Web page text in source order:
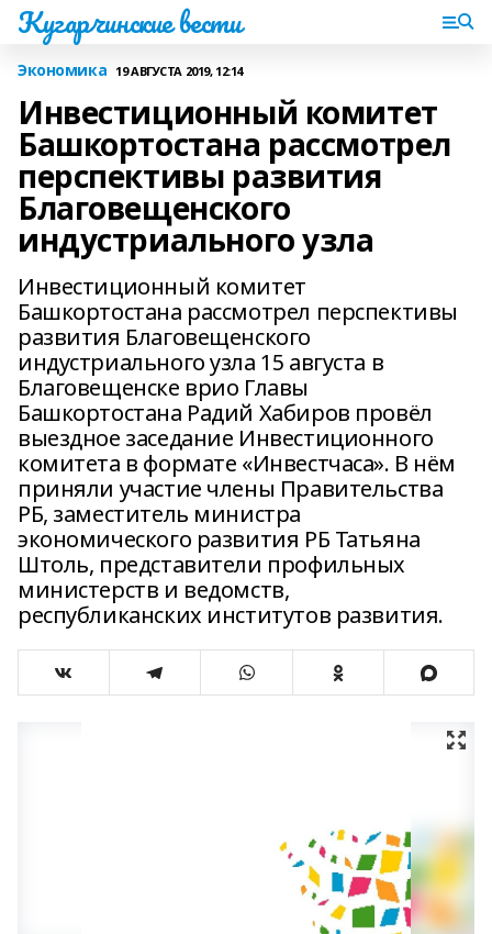
Кугарчинские вести
Экономика 19 АВГУСТА 2019, 12:14
Инвестиционный комитет
Башкортостана рассмотрел
перспективы развития
Благовещенского
индустриального узла
Инвестиционный комитет
Башкортостана рассмотрел перспективы
развития Благовещенского
индустриального узла 15 августа в
Благовещенске врио Главы
Башкортостана Радий Хабиров провёл
выездное заседание Инвестиционного
комитета в формате «Инвестчаса». В нём
приняли участие члены Правительства
РБ, заместитель министра
экономического развития РБ Татьяна
Штоль, представители профильных
министерств и ведомств,
республиканских институтов развития.